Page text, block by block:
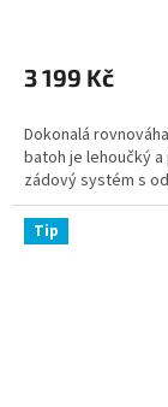
3 199 Kč
Dokonalá
batoh je lehoučký
zádový systém s
Tip